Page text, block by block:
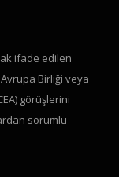
ifade edilen
Birliği veya
görüşlerini
sorumlu